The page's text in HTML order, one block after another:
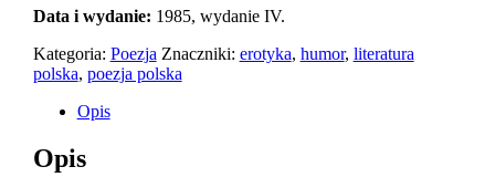
Data i wydanie: 1985, wydanie IV.
Kategoria: Poezja Znaczniki: erotyka, humor, literatura
polska, poezja polska
Opis
Opis